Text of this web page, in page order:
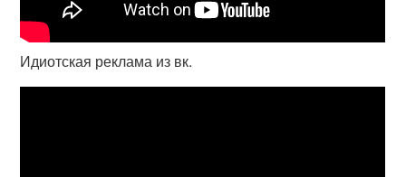
Идиотская реклама из вк.